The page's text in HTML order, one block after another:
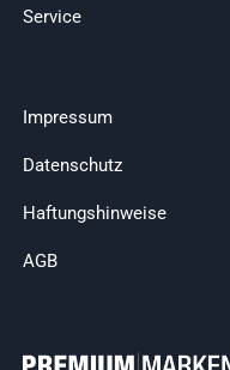
Service
Impressum
Datenschutz
Haftungshinweise
AGB